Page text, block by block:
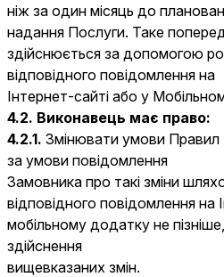
ніж за один місяць до
надання Послуги. Таке
здійснюється за допомогою
відповідного повідомлення на
Інтернет-сайті або у
4.2. Виконавець має право:
4.2.1. Змінювати умови Правил
за умови повідомлення
Замовника про такі зміни
відповідного повідомлення на
мобільному додатку не
здійснення
вищевказаних змін.